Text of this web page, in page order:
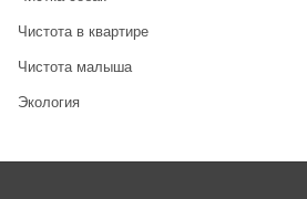
Чистота в квартире
Чистота малыша
Экология